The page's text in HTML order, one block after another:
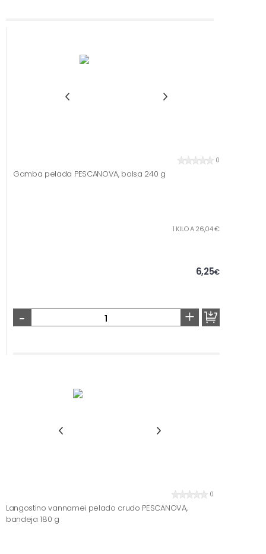
0
Gamba pelada PESCANOVA, bolsa 240 g
1 KILO A 26,04 €
6,25€
- +
0
Langostino vannamei pelado crudo PESCANOVA,
bandeja 180 g